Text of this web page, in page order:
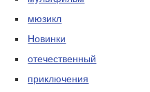
мюзикл
Новинки
отечественный
приключения